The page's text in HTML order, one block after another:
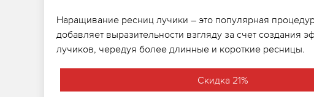
Наращивание ресниц лучики – это популярная
добавляет выразительности взгляду за счет создания
лучиков, чередуя более длинные и короткие ресницы.
Скидка 21%